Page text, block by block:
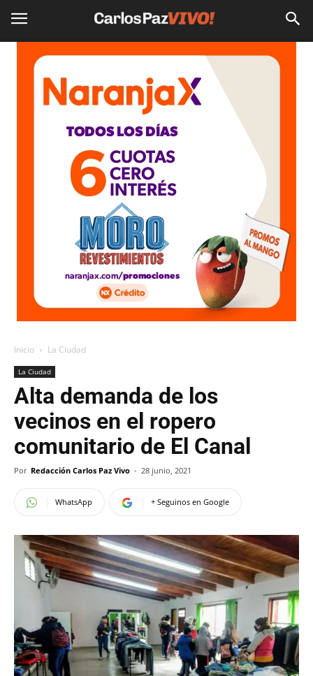
Inicio La Ciudad
La Ciudad
Alta demanda de los
vecinos en el ropero
comunitario de El Canal
Por Redacción Carlos Paz Vivo - 28 junio, 2021
WhatsApp + Seguinos en Google